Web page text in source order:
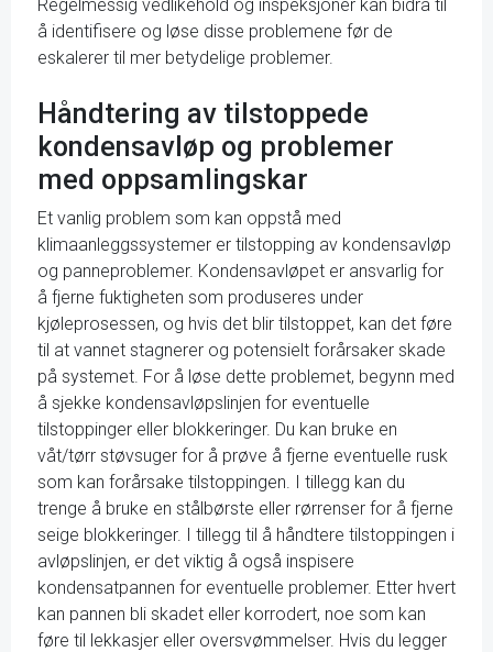
Regelmessig vedlikehold og inspeksjoner kan bidra til
å identifisere og løse disse problemene før de
eskalerer til mer betydelige problemer.
Håndtering av tilstoppede
kondensavløp og problemer
med oppsamlingskar
Et vanlig problem som kan oppstå med
klimaanleggssystemer er tilstopping av kondensavløp
og panneproblemer. Kondensavløpet er ansvarlig for
å fjerne fuktigheten som produseres under
kjøleprosessen, og hvis det blir tilstoppet, kan det føre
til at vannet stagnerer og potensielt forårsaker skade
på systemet. For å løse dette problemet, begynn med
å sjekke kondensavløpslinjen for eventuelle
tilstoppinger eller blokkeringer. Du kan bruke en
våt/tørr støvsuger for å prøve å fjerne eventuelle rusk
som kan forårsake tilstoppingen. I tillegg kan du
trenge å bruke en stålbørste eller rørrenser for å fjerne
seige blokkeringer. I tillegg til å håndtere tilstoppingen i
avløpslinjen, er det viktig å også inspisere
kondensatpannen for eventuelle problemer. Etter hvert
kan pannen bli skadet eller korrodert, noe som kan
føre til lekkasjer eller oversvømmelser. Hvis du legger